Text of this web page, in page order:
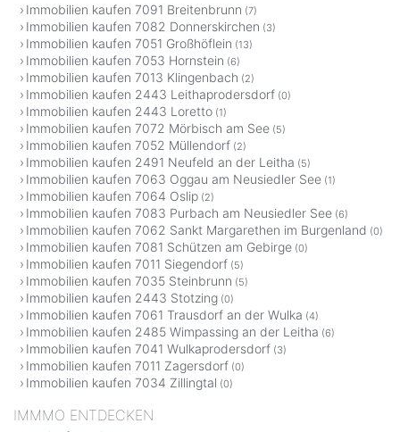
Immobilien kaufen 7091 Breitenbrunn (7)
Immobilien kaufen 7082 Donnerskirchen (3)
Immobilien kaufen 7051 Großhöflein (13)
Immobilien kaufen 7053 Hornstein (6)
Immobilien kaufen 7013 Klingenbach (2)
Immobilien kaufen 2443 Leithaprodersdorf (0)
Immobilien kaufen 2443 Loretto (1)
Immobilien kaufen 7072 Mörbisch am See (5)
Immobilien kaufen 7052 Müllendorf (2)
Immobilien kaufen 2491 Neufeld an der Leitha (5)
Immobilien kaufen 7063 Oggau am Neusiedler See (1)
Immobilien kaufen 7064 Oslip (2)
Immobilien kaufen 7083 Purbach am Neusiedler See (6)
Immobilien kaufen 7062 Sankt Margarethen im Burgenland (0)
Immobilien kaufen 7081 Schützen am Gebirge (0)
Immobilien kaufen 7011 Siegendorf (5)
Immobilien kaufen 7035 Steinbrunn (5)
Immobilien kaufen 2443 Stotzing (0)
Immobilien kaufen 7061 Trausdorf an der Wulka (4)
Immobilien kaufen 2485 Wimpassing an der Leitha (6)
Immobilien kaufen 7041 Wulkaprodersdorf (3)
Immobilien kaufen 7011 Zagersdorf (0)
Immobilien kaufen 7034 Zillingtal (0)
IMMMO ENTDECKEN